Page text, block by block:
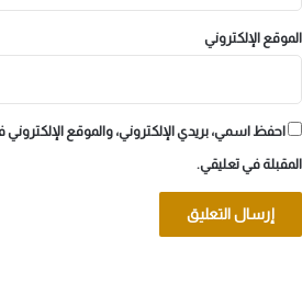
الموقع الإلكتروني
احفظ اسمي، بريدي الإلكتروني، والموقع
المقبلة في تعليقي.